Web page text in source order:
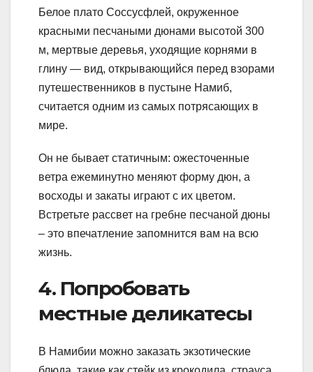
Белое плато Соссусфлей, окруженное
красными песчаными дюнами высотой 300
м, мертвые деревья, уходящие корнями в
глину — вид, открывающийся перед взорами
путешественников в пустыне Намиб,
считается одним из самых потрясающих в
мире.
Он не бывает статичным: ожесточенные
ветра ежеминутно меняют форму дюн, а
восходы и закаты играют с их цветом.
Встретьте рассвет на гребне песчаной дюны
– это впечатление запомнится вам на всю
жизнь.
4. Попробовать
местные деликатесы
В Намибии можно заказать экзотические